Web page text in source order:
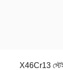
X46Cr13